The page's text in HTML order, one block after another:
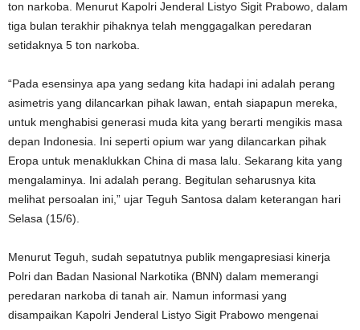
ton narkoba. Menurut Kapolri Jenderal Listyo Sigit Prabowo, dalam
tiga bulan terakhir pihaknya telah menggagalkan peredaran
setidaknya 5 ton narkoba.
“Pada esensinya apa yang sedang kita hadapi ini adalah perang
asimetris yang dilancarkan pihak lawan, entah siapapun mereka,
untuk menghabisi generasi muda kita yang berarti mengikis masa
depan Indonesia. Ini seperti opium war yang dilancarkan pihak
Eropa untuk menaklukkan China di masa lalu. Sekarang kita yang
mengalaminya. Ini adalah perang. Begitulan seharusnya kita
melihat persoalan ini,” ujar Teguh Santosa dalam keterangan hari
Selasa (15/6).
Menurut Teguh, sudah sepatutnya publik mengapresiasi kinerja
Polri dan Badan Nasional Narkotika (BNN) dalam memerangi
peredaran narkoba di tanah air. Namun informasi yang
disampaikan Kapolri Jenderal Listyo Sigit Prabowo mengenai